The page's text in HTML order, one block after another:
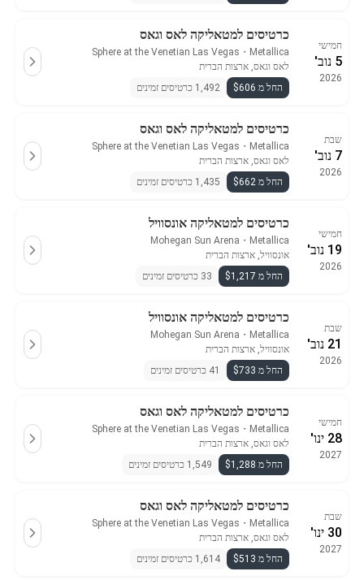
חמישי
5 נוב'
2026
כרטיסים למטאליקה לאס וגאס
Metallica
・
Sphere at the Venetian Las Vegas
לאס וגאס, ארצות הברית
החל מ $606
1,492 כרטיסים זמינים
שבת
7 נוב'
2026
כרטיסים למטאליקה לאס וגאס
Metallica
・
Sphere at the Venetian Las Vegas
לאס וגאס, ארצות הברית
החל מ $662
1,435 כרטיסים זמינים
חמישי
19 נוב'
2026
כרטיסים למטאליקה אונסוויל
Metallica
・
Mohegan Sun Arena
אונסוויל, ארצות הברית
החל מ $1,217
33 כרטיסים זמינים
שבת
21 נוב'
2026
כרטיסים למטאליקה אונסוויל
Metallica
・
Mohegan Sun Arena
אונסוויל, ארצות הברית
החל מ $733
41 כרטיסים זמינים
חמישי
28 ינו'
2027
כרטיסים למטאליקה לאס וגאס
Metallica
・
Sphere at the Venetian Las Vegas
לאס וגאס, ארצות הברית
החל מ $1,288
1,549 כרטיסים זמינים
שבת
30 ינו'
2027
כרטיסים למטאליקה לאס וגאס
Metallica
・
Sphere at the Venetian Las Vegas
לאס וגאס, ארצות הברית
החל מ $513
1,614 כרטיסים זמינים